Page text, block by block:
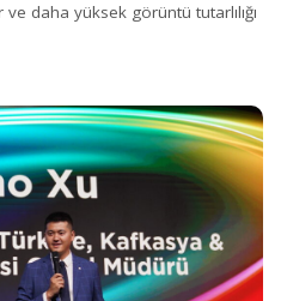
daha yüksek görüntü tutarlılığı